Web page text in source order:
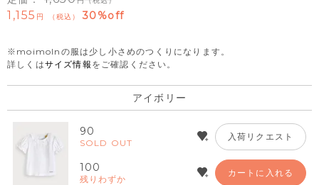
1,155 税込 30%off
※moimolnの服は少し小さめのつくりになります。
詳しくはサイズ情報 をご確認ください。
アイボリー
90
SOLD OUT
入荷リクエスト
100
残りわずか
カートに入れる